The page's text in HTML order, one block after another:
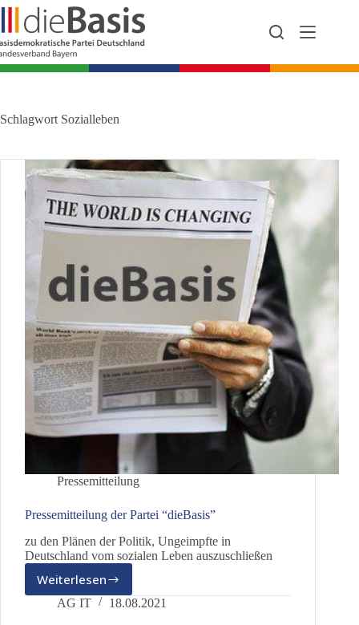
Zum
Inhalt
springen
Schlagwort Sozialleben
Pressemitteilung
Pressemitteilung der Partei “dieBasis”
zu den Plänen der Politik, Ungeimpfte in
Deutschland vom sozialen Leben auszuschließen
WeiterlesenPressemitteilung
der
AG IT 18.08.2021